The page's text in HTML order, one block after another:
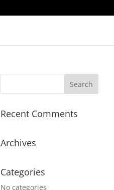
Recent Comments
Archives
Categories
No categories